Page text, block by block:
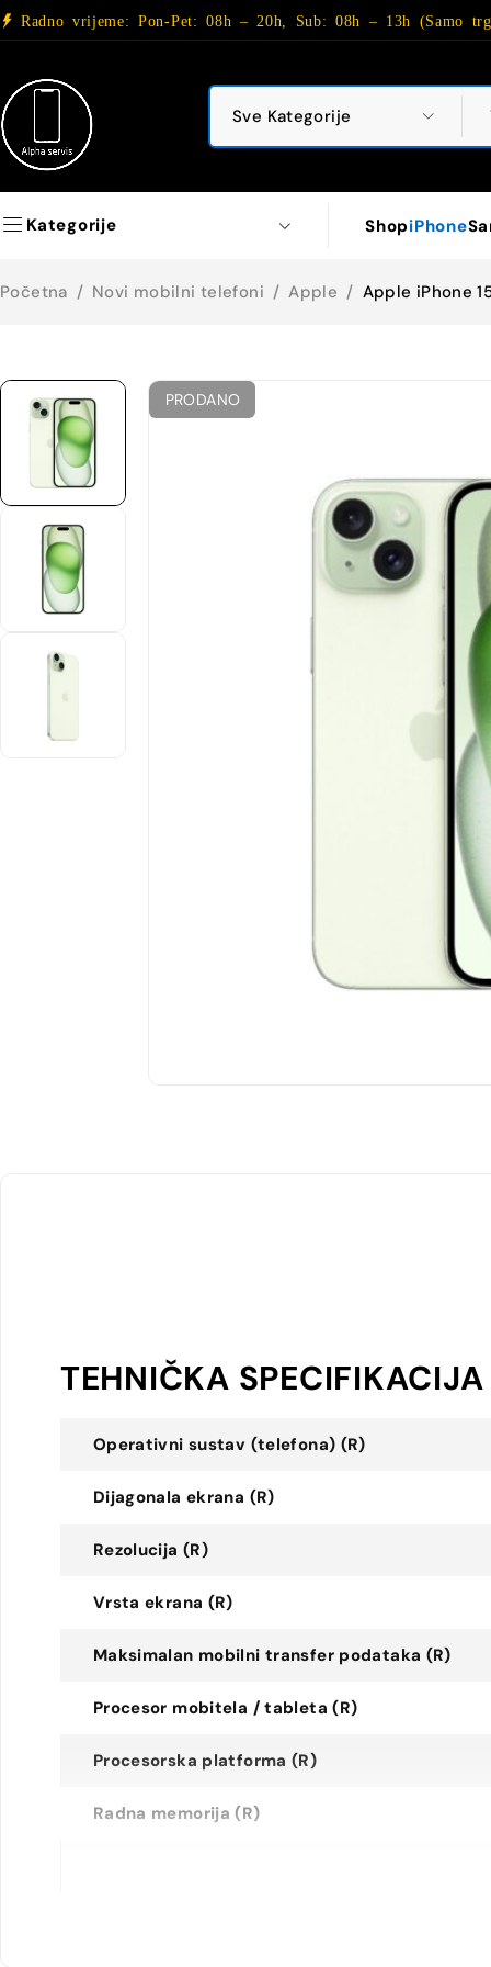
Radno vrijeme: Pon-Pet: 08h – 20h, Sub: 08h – 13h (Samo
Kategorije ShopiPhone
Početna / Novi mobilni telefoni / Apple / Apple iPhone
PRODANO
TEHNIČKA SPECIFIKACIJA
Operativni sustav (telefona) (R)
Dijagonala ekrana (R)
Rezolucija (R)
Vrsta ekrana (R)
Maksimalan mobilni transfer podataka (R)
Procesor mobitela / tableta (R)
Procesorska platforma (R)
Radna memorija (R)